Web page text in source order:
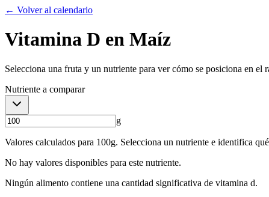
← Volver al calendario
Vitamina D en Maíz
Selecciona una fruta y un nutriente para ver cómo se posiciona en el
Nutriente a comparar
g
Valores calculados para 100g. Selecciona un nutriente e identifica
No hay valores disponibles para este nutriente.
Ningún alimento contiene una cantidad significativa de vitamina d.